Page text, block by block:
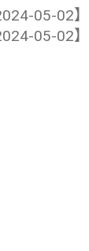
05-02】
05-02】